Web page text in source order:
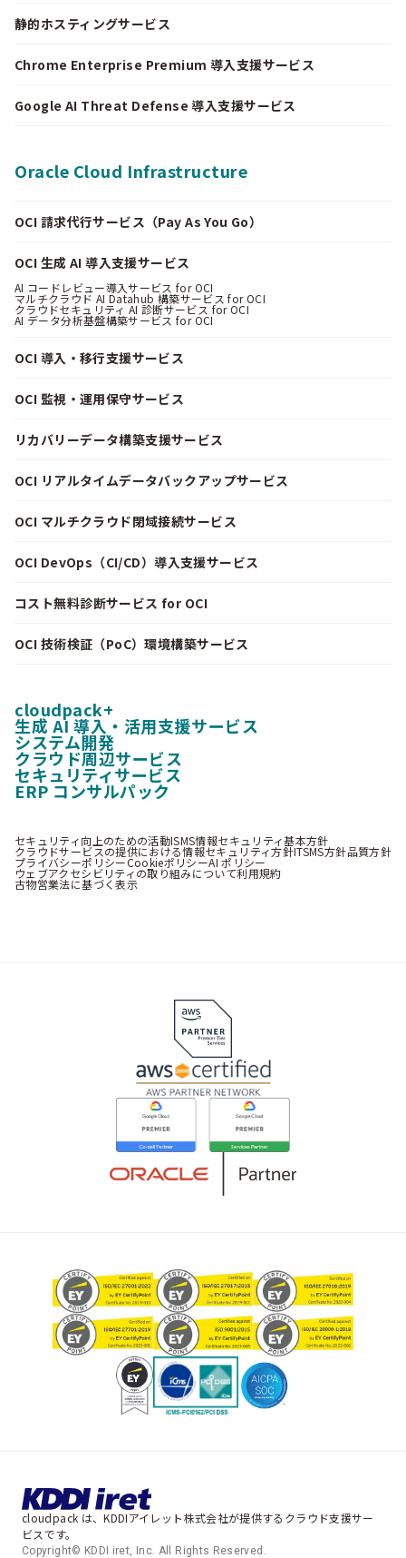
静的ホスティングサービス
Chrome Enterprise Premium 導入支援サービス
Google AI Threat Defense 導入支援サービス
Oracle Cloud Infrastructure
OCI 請求代行サービス（Pay As You Go）
OCI 生成 AI 導入支援サービス
AI コードレビュー導入サービス for OCI
マルチクラウド AI Datahub 構築サービス for OCI
クラウドセキュリティ AI 診断サービス for OCI
AI データ分析基盤構築サービス for OCI
OCI 導入・移行支援サービス
OCI 監視・運用保守サービス
リカバリーデータ構築支援サービス
OCI リアルタイムデータバックアップサービス
OCI マルチクラウド閉域接続サービス
OCI DevOps（CI/CD）導入支援サービス
コスト無料診断サービス for OCI
OCI 技術検証（PoC）環境構築サービス
cloudpack+
生成 AI 導入・活用支援サービス
システム開発
クラウド周辺サービス
セキュリティサービス
ERP コンサルパック
セキュリティ向上のための活動ISMS情報セキュリティ基本方針
クラウドサービスの提供における情報セキュリティ方針ITSMS方針品質方針
プライバシーポリシーCookieポリシーAI ポリシー
ウェブアクセシビリティの取り組みについて利用規約
古物営業法に基づく表示
cloudpack は、KDDIアイレット株式会社が提供するクラウド支援サー
ビスです。
Copyright© KDDI iret, Inc. All Rights Reserved.